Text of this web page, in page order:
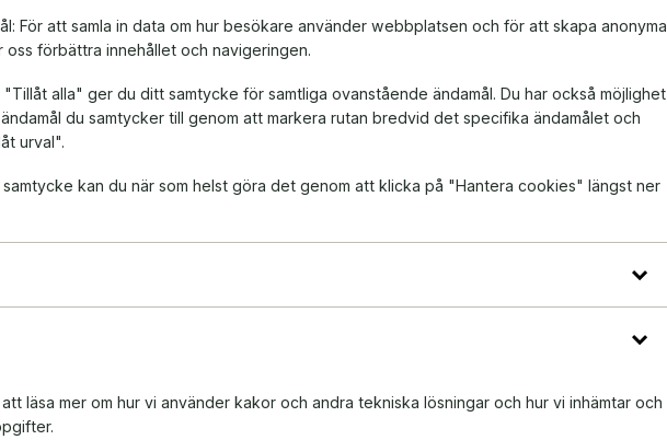
För att samla in data om hur besökare använder webbplatsen och för att skapa anonyma
oss förbättra innehållet och navigeringen.
alla" ger du ditt samtycke för samtliga ovanstående ändamål. Du har också möjlighet
du samtycker till genom att markera rutan bredvid det specifika ändamålet och
urval".
samtycke kan du när som helst göra det genom att klicka på "Hantera cookies" längst ner
läsa mer om hur vi använder kakor och andra tekniska lösningar och hur vi inhämtar och